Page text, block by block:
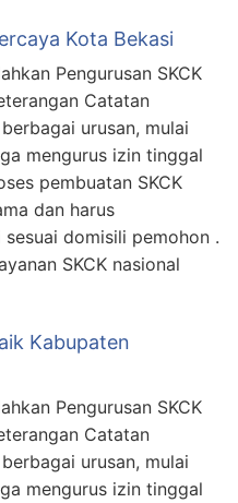
Kota Bekasi
Pengurusan SKCK
Catatan
urusan, mulai
mengurus izin tinggal
pembuatan SKCK
dan harus
domisili pemohon .
SKCK nasional
Kabupaten
Pengurusan SKCK
Catatan
urusan, mulai
mengurus izin tinggal